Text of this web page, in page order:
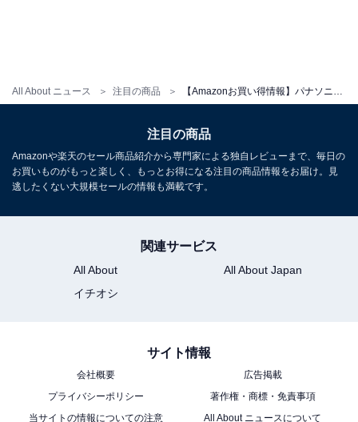
All About ニュース 注目の商品
パナソニック ドライヤー イオニティ ダブルミネラル＆マ
イナスイオン 速乾 大風量 ダークグレー EH-NE7N-H
Amazonで見る
パナソニック「EH-NC50-K」
注目の商品
Amazonや楽天のセール商品紹介から専門家による独自レビューまで、毎日の
お買いものがもっと楽しく、もっとお得になる注目の商品情報をお届け。見
逃したくない大規模セールの情報も満載です。
関連サービス
All About
All About Japan
イチオシ
サイト情報
会社概要
広告掲載
プライバシーポリシー
著作権・商標・免責事項
当サイトの情報についての注意
All About ニュースについて